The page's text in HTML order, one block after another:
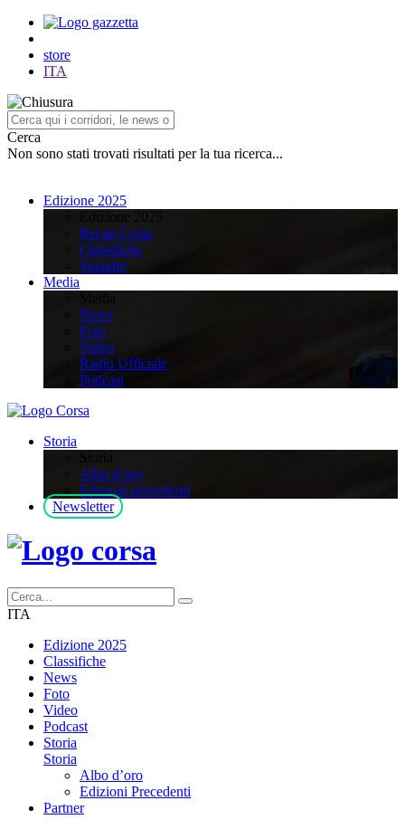
store
ITA
Cerca
Non sono stati trovati risultati per la tua ricerca...
Edizione 2025
Recap Corsa
Classifiche
Squadre
Media
News
Foto
Video
Radio Ufficiale
Podcast
Storia
Albo d’oro
Edizioni precedenti
Newsletter
ITA
Edizione 2025
Classifiche
News
Foto
Video
Podcast
Storia
Storia
Albo d’oro
Edizioni Precedenti
Partner